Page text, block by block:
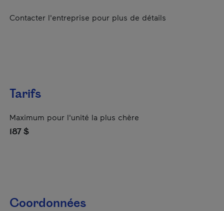
Contacter l'entreprise pour plus de détails
Tarifs
Maximum pour l'unité la plus chère
187 $
Coordonnées